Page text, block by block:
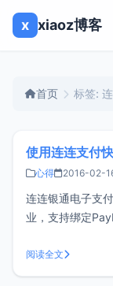
x xiaoz博客
首页 标签:
使用连连支付
心得 2016-02-
连连银通电子支
业，支持绑定
的，小z博客一直
金发送至PayPal
阅读全文